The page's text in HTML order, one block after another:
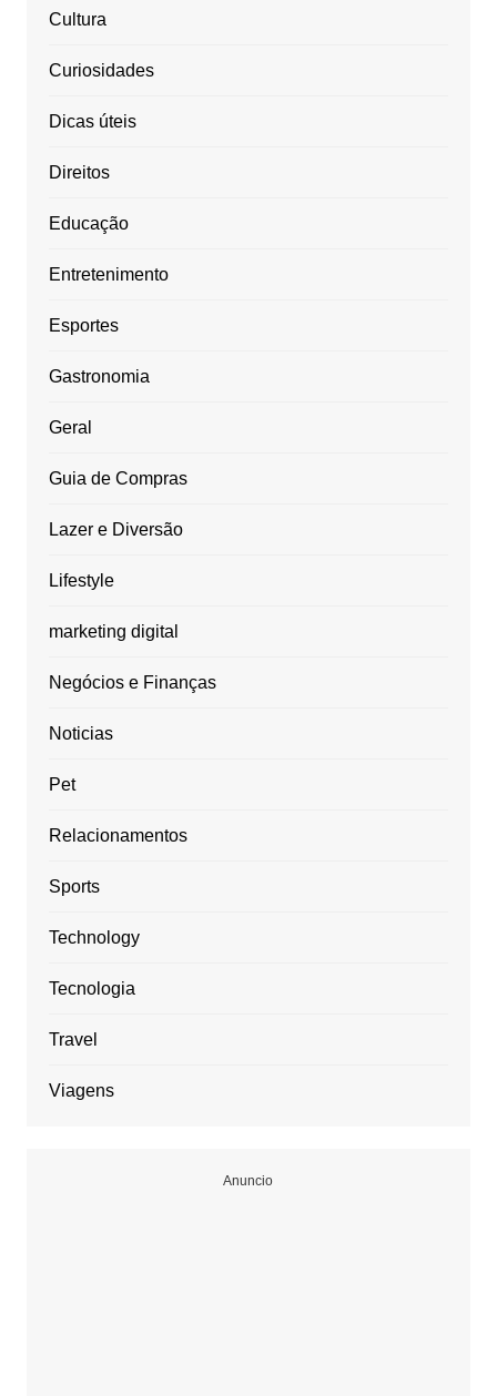
Cultura
Curiosidades
Dicas úteis
Direitos
Educação
Entretenimento
Esportes
Gastronomia
Geral
Guia de Compras
Lazer e Diversão
Lifestyle
marketing digital
Negócios e Finanças
Noticias
Pet
Relacionamentos
Sports
Technology
Tecnologia
Travel
Viagens
Anuncio